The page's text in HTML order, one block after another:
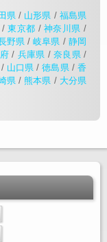
県/ 山形県 / 福島県
/東京都 /神奈川県 /
野県/岐阜県 / 静岡
/ 兵庫県 / 奈良県/
/ 山口県 /徳島県/香
県/熊本県 / 大分県